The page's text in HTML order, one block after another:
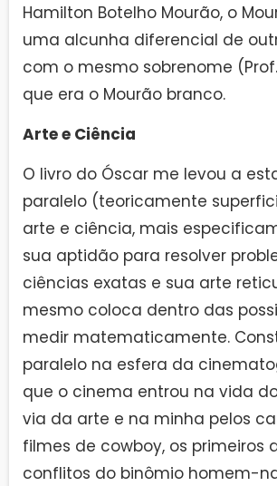
Hamilton Botelho Mourão, o
uma alcunha diferencial de
com o mesmo sobrenome
que era o Mourão branco.
Arte e Ciência
O livro do Óscar me levou a
paralelo (teoricamente
arte e ciência, mais
sua aptidão para resolver
ciências exatas e sua arte
mesmo coloca dentro das
medir matematicamente.
paralelo na esfera da
que o cinema entrou na vida
via da arte e na minha pelos
filmes de cowboy, os primeiros
conflitos do binômio homem-